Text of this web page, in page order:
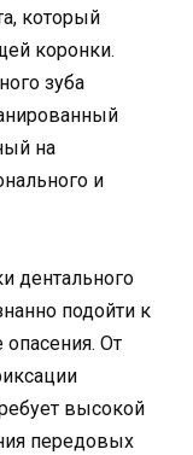
который
коронки.
зуба
на
и
дентального
подойти к
От
высокой
передовых